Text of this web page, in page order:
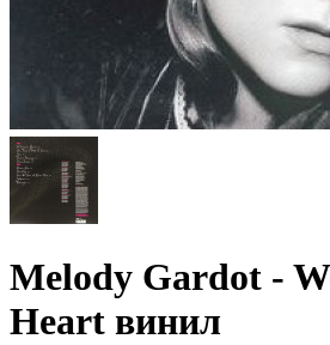
Melody Gardot -
Heart винил